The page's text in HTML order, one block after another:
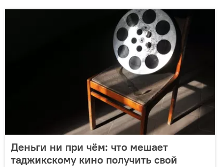
Деньги ни при чём: что мешает
таджикскому кино получить свой